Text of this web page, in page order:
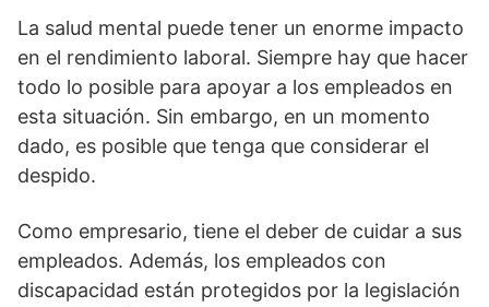
La salud mental puede tener un enorme impacto
en el rendimiento laboral. Siempre hay que hacer
todo lo posible para apoyar a los empleados en
esta situación. Sin embargo, en un momento
dado, es posible que tenga que considerar el
despido.
Como empresario, tiene el deber de cuidar a sus
empleados. Además, los empleados con
discapacidad están protegidos por la legislación